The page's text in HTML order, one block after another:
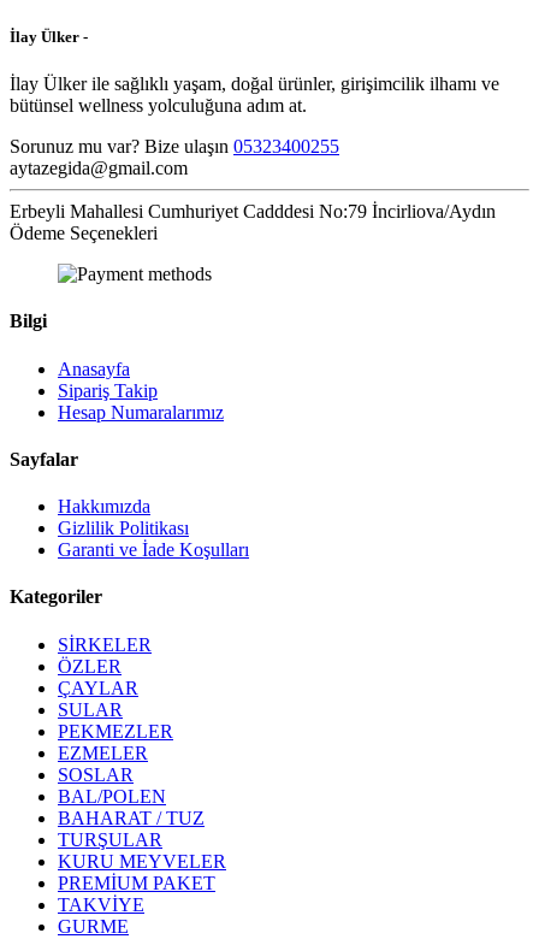
İlay Ülker -
İlay Ülker ile sağlıklı yaşam, doğal ürünler, girişimcilik ilhamı ve
bütünsel wellness yolculuğuna adım at.
Sorunuz mu var? Bize ulaşın 05323400255
aytazegida@gmail.com
Erbeyli Mahallesi Cumhuriyet Cadddesi No:79 İncirliova/Aydın
Ödeme Seçenekleri
Bilgi
Anasayfa
Sipariş Takip
Hesap Numaralarımız
Sayfalar
Hakkımızda
Gizlilik Politikası
Garanti ve İade Koşulları
Kategoriler
SİRKELER
ÖZLER
ÇAYLAR
SULAR
PEKMEZLER
EZMELER
SOSLAR
BAL/POLEN
BAHARAT / TUZ
TURŞULAR
KURU MEYVELER
PREMİUM PAKET
TAKVİYE
GURME